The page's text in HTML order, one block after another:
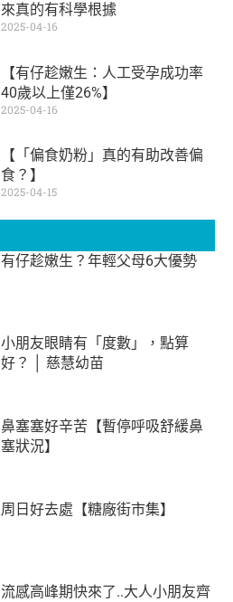
來真的有科學根據
2025-04-16
【有仔趁嫩生：人工受孕成功率
40歲以上僅26%】
2025-04-16
【「偏食奶粉」真的有助改善偏
食？】
2025-04-15
有仔趁嫩生？年輕父母6大優勢
小朋友眼睛有「度數」，點算
好？ │ 慈慧幼苗
鼻塞塞好辛苦【暫停呼吸舒緩鼻
塞狀況】
周日好去處【糖廠街市集】
流感高峰期快來了..大人小朋友齊